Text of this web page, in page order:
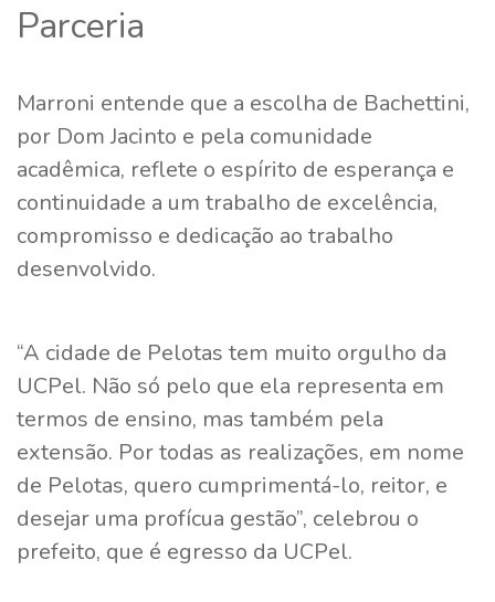
Parceria
Marroni entende que a escolha de Bachettini,
por Dom Jacinto e pela comunidade
acadêmica, reflete o espírito de esperança e
continuidade a um trabalho de excelência,
compromisso e dedicação ao trabalho
desenvolvido.
“A cidade de Pelotas tem muito orgulho da
UCPel. Não só pelo que ela representa em
termos de ensino, mas também pela
extensão. Por todas as realizações, em nome
de Pelotas, quero cumprimentá-lo, reitor, e
desejar uma profícua gestão”, celebrou o
prefeito, que é egresso da UCPel.